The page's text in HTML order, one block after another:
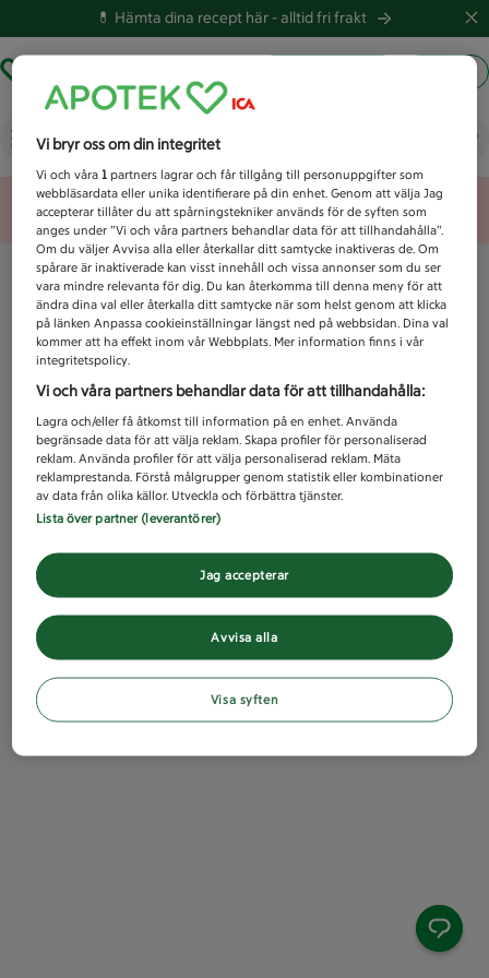
💊 Hämta dina recept här -alltid fri frakt
Vad letar du efter idag?
Unknown error
Vi bryr oss om din integritet
Vi och våra1 partners lagrar och får tillgång till personuppgifter som
webbläsardata eller unika identifierare på din enhet. Genom att välja Jag
accepterar tillåter du att spårningstekniker används för de syften som
anges under ”Vi och våra partners behandlar data för att tillhandahålla”.
Om du väljer Avvisa alla eller återkallar ditt samtycke inaktiveras de. Om
spårare är inaktiverade kan visst innehåll och vissa annonser som du ser
vara mindre relevanta för dig. Du kan återkomma till denna meny för att
ändra dina val eller återkalla ditt samtycke när som helst genom att klicka
på länken Anpassa cookieinställningar längst ned på webbsidan. Dina val
kommer att ha effekt inom vår Webbplats. Mer information finns i vår
integritetspolicy.
Vi och våra partners behandlar data för att tillhandahålla:
Lagra och/eller få åtkomst till information på en enhet. Använda
begränsade data för att välja reklam. Skapa profiler för personaliserad
reklam. Använda profiler för att välja personaliserad reklam. Mäta
reklamprestanda. Förstå målgrupper genom statistik eller kombinationer
av data från olika källor. Utveckla och förbättra tjänster.
Lista över partner (leverantörer)
Avvisa alla
Jag accepterar
Visa syften